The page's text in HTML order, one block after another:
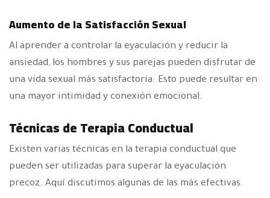
Aumento de la Satisfacción Sexual
Al aprender a controlar la eyaculación y reducir la
ansiedad, los hombres y sus parejas pueden disfrutar de
una vida sexual más satisfactoria. Esto puede resultar en
una mayor intimidad y conexión emocional.
Técnicas de Terapia Conductual
Existen varias técnicas en la terapia conductual que
pueden ser utilizadas para superar la eyaculación
precoz. Aquí discutimos algunas de las más efectivas.